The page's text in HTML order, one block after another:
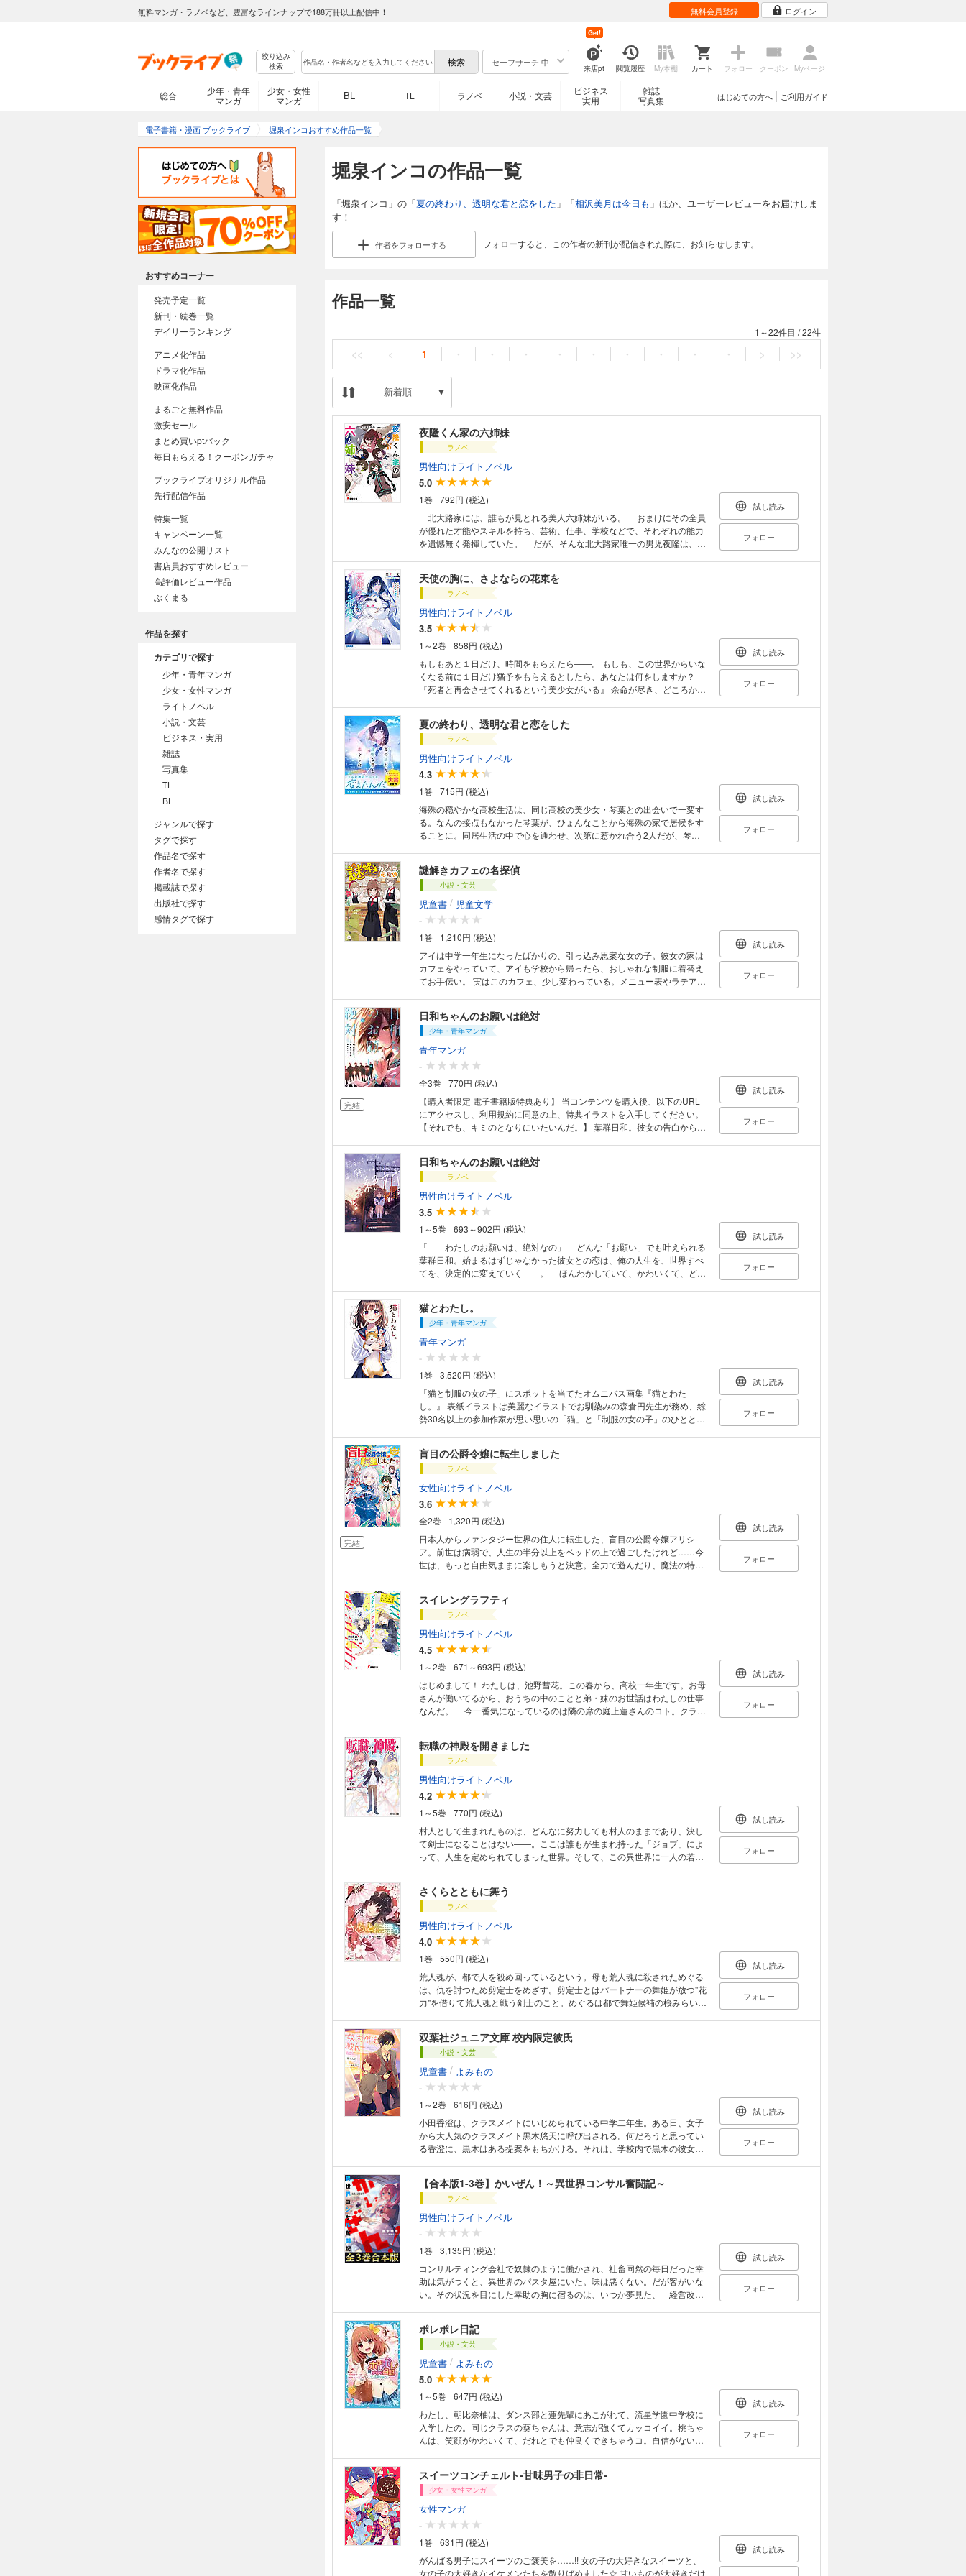
無料マンガ・ラノベなど、豊富なラインナップで188万冊以上配信中！ 無料会員登録 ログイン
絞り込み
検索
セーフサーチ 中
来店pt
Get!
閲覧履歴 My本棚 カート フォロー クーポン Myページ
総合
少年・青年
マンガ
少女・女性
マンガ
BL TL ラノベ 小説・文芸
ビジネス
実用
雑誌
写真集
ご利用ガイド
はじめての方へ
電子書籍・漫画 ブックライブ 堀泉インコおすすめ作品一覧
堀泉インコの作品一覧
「堀泉インコ」の「夏の終わり、透明な君と恋をした 」「相沢美月は今日も 」ほか、ユーザーレビューをお届けしま
す！
作者をフォローする フォローすると、この作者の新刊が配信された際に、お知らせします。
作品一覧
1～22件目 /22件
<< < 1 ・ ・ ・ ・ ・ ・ ・ ・ ・ > >>
新着順
夜隆くん家の六姉妹
ラノベ
男性向けライトノベル
5.0
1巻
792円 (税込)
北大路家には、誰もが見とれる美人六姉妹がいる。 おまけにその全員
が優れた才能やスキルを持ち、芸術、仕事、学校などで、それぞれの能力
を遺憾無く発揮していた。 だが、そんな北大路家唯一の男児夜隆は、な
て久しいが、それでもまだひとつだけ、この家には見過ごせない大問題が
あって――。 北大路家の三箇条その１『魔法は秘密』 北大路家の美
人姉妹、その正体は、現代を生きる魔女なのだった。 これは、特殊な家
族を持つ普通の少年の、かけがえのない日常の物語。
試し読み
フォロー
天使の胸に、さよならの花束を
ラノベ
男性向けライトノベル
3.5
1～2巻
858円 (税込)
もしもあと１日だけ、時間をもらえたら――。 もしも、この世界からいな
くなる前に１日だけ猶予をもらえるとしたら、あなたは何をしますか？
『死者と再会させてくれるという美少女がいる』 余命が尽き、どころかマ
ることらしい。 そのために、アイは憎まれ口を忘れないひねくれものの相
棒・悪魔のディアと一緒に、人の世界に降りてくる。 「――ねえ、あなた
の未練はなんですか？」 ひどく美しい姿をした天使は、ひとりぼっちにな
った魂へ問いかけていく。 その優しい声は、死んでも諦めきれなかったた
った一つの想いをそれぞれの胸に浮かび上がらせていって。 いつか交わし
た約束を守ること。好きなあの子を笑顔にすること。愛する人にありがと
うとごめんなさいを伝えること。ずっとしてみたかったデートをするこ
と。大切な人の晴れの日を祝うこと。 「どうか、あなたが大好きな人に笑
顔で『さよなら』って言えますように」 これはあなたの最期のために心を
尽くす、優しくてちょっぴり泣き虫な天使との出会いと別れの物語。 ※こ
の作品は底本と同じクオリティのカラーイラスト、モノクロの挿絵イラス
トが収録されています。
試し読み
フォロー
夏の終わり、透明な君と恋をした
ラノベ
男性向けライトノベル
4.3
1巻
715円 (税込)
海殊の穏やかな高校生活は、同じ高校の美少女・琴葉との出会いで一変す
る。なんの接点もなかった琴葉が、ひょんなことから海殊の家で居候をす
ることに。同居生活の中で心を通わせ、次第に惹かれ合う2人だが、琴葉
う忘れていいよ」真実を知った海殊は、それでも彼女と生きることを決意
するが――。精一杯“今”を生きる2人の姿に涙する、第7回スターツ文庫大
賞大賞受賞作。
試し読み
フォロー
謎解きカフェの名探偵
小説・文芸
児童書 / 児童文学
-
1巻
1,210円 (税込)
アイは中学一年生になったばかりの、引っ込み思案な女の子。彼女の家は
カフェをやっていて、アイも学校から帰ったら、おしゃれな制服に着替え
てお手伝い。 実はこのカフェ、少し変わっている。メニュー表やラテアー
図らずも、いろんな謎を解くことに。実はアイは、自分だけが気づいてい
ない、ずば抜けた推理力の持ち主なのだ。 ラテアートに仕掛けられた謎、
秘伝のケーキの暗号レシピ、パフェに隠されたメッセージ……双子の妹・
リン、幼馴染みの年上の男の子・シロちゃんと一緒に、アイは謎を解く！
そしてアイは図らずも、家族の秘密に向き合うことに。私って、だれなん
だろう？ アイが挑むのは、10の謎と、1つの秘密。謎を解くヒントは、す
べて【問題編】の中に！ いくつもある図やイラストも、大きな手掛か
り。謎解きカフェの名探偵に、きみはなれるか？
試し読み
フォロー
完結
日和ちゃんのお願いは絶対
少年・青年マンガ
青年マンガ
-
全3巻
770円 (税込)
【購入者限定 電子書籍版特典あり】 当コンテンツを購入後、以下のURL
にアクセスし、利用規約に同意の上、特典イラストを入手してください。
【それでも、キミのとなりにいたいんだ。】 葉群日和。彼女の告白から俺
も巻き込む力を持つ少女の、甘く切ない最後の恋物語。 (C)MISAKI
SAGINOMIYA 2020 Licensed by KADOKAWA CORPORATION (C)2021
Tsukasa Arima
試し読み
フォロー
日和ちゃんのお願いは絶対
ラノベ
男性向けライトノベル
3.5
1～5巻
693～902円 (税込)
「――わたしのお願いは、絶対なの」 どんな「お願い」でも叶えられる
葉群日和。始まるはずじゃなかった彼女との恋は、俺の人生を、世界すべ
てを、決定的に変えていく――。 ほんわかしていて、かわいくて、どこ
に付き添うことになってしまった俺。 「――でも、もう忘れてください」
世界なんて案外簡単に壊れてしまうのに、俺たちの恋だけが、どうして
も終わってくれない――。 これは終われないセカイの、もしかして、最
後の恋物語。
試し読み
フォロー
猫とわたし。
少年・青年マンガ
青年マンガ
-
1巻
3,520円 (税込)
「猫と制服の女の子」にスポットを当てたオムニバス画集『猫とわた
し。』 表紙イラストは美麗なイラストでお馴染みの森倉円先生が務め、総
勢30名以上の参加作家が思い思いの「猫」と「制服の女の子」のひととき
試し読み
フォロー
完結
盲目の公爵令嬢に転生しました
ラノベ
女性向けライトノベル
3.6
全2巻
1,320円 (税込)
日本人からファンタジー世界の住人に転生した、盲目の公爵令嬢アリシ
ア。前世は病弱で、人生の半分以上をベッドの上で過ごしたけれど……今
世は、もっと自由気ままに楽しもうと決意。全力で遊んだり、魔法の特訓
と次第にうちとけていくアリシアだけど――「アリシア様、そろそろスト
ーリー通りに進めましょう？」そんな気になる言葉を投げかけられ
て…… ※電子版は単行本をもとに編集しています。
試し読み
フォロー
スイレングラフティ
ラノベ
男性向けライトノベル
4.5
1～2巻
671～693円 (税込)
はじめまして！ わたしは、池野彗花。この春から、高校一年生です。お母
さんが働いてるから、おうちの中のことと弟・妹のお世話はわたしの仕事
なんだ。 今一番気になっているのは隣の席の庭上蓮さんのコト。クラス
ちゃって?! 「誰にもアタシが漫画描いてるってバラすなよ。バラしたらコ
さやかながら応援してます。ちょっぴり怖いけど、悪い人じゃないって知
ってるから。 そんなこんなで、わたしとあの娘のナイショな青春グラフ
ティ、はじまります！
試し読み
フォロー
転職の神殿を開きました
ラノベ
男性向けライトノベル
4.2
1～5巻
770円 (税込)
村人として生まれたものは、どんなに努力しても村人のままであり、決し
て剣士になることはない――。ここは誰もが生まれ持った「ジョブ」によ
って、人生を定められてしまった世界。そして、この異世界に一人の若者
た!! 小説家になろう発、異世界ジョブファンタジー!!
試し読み
フォロー
さくらとともに舞う
ラノベ
男性向けライトノベル
4.0
1巻
550円 (税込)
荒人魂が、都で人を殺め回っているという。母も荒人魂に殺されためぐる
は、仇を討つため剪定士をめざす。剪定士とはパートナーの舞姫が放つ"花
力"を借りて荒人魂と戦う剣士のこと。めぐるは都で舞姫候補の桜みらいと
そんな半人前のめぐるの前に、荒人魂を生む者が現れる!!
試し読み
フォロー
双葉社ジュニア文庫 校内限定彼氏
小説・文芸
児童書 / よみもの
-
1～2巻
616円 (税込)
小田香澄は、クラスメイトにいじめられている中学二年生。ある日、女子
から大人気のクラスメイト黒木悠天に呼び出される。何だろうと思ってい
る香澄に、黒木はある提案をもちかける。それは、学校内で黒木の彼女
試し読み
フォロー
【合本版1-3巻】かいぜん！～異世界コンサル奮闘記～
ラノベ
男性向けライトノベル
-
1巻
3,135円 (税込)
コンサルティング会社で奴隷のように働かされ、社畜同然の毎日だった幸
助は気がつくと、異世界のパスタ屋にいた。味は悪くない。だが客がいな
い。その状況を目にした幸助の胸に宿るのは、いつか夢見た、「経営改善
幸助の商売繁盛&成り上がり奮闘劇が始まる！ 食料販売店、武器屋等で、
異世界に特有な経営課題の『改善』に挑む、お仕事ファンタジー！ 書き下
ろし番外編も収録！
試し読み
フォロー
ポレポレ日記
小説・文芸
児童書 / よみもの
5.0
1～5巻
647円 (税込)
わたし、朝比奈柚は、ダンス部と蓮先輩にあこがれて、流星学園中学校に
入学したの。同じクラスの葵ちゃんは、意志が強くてカッコイイ。桃ちゃ
んは、笑顔がかわいくて、だれとでも仲良くできちゃうコ。自信がないの
スタート!
試し読み
フォロー
スイーツコンチェルト-甘味男子の非日常-
少女・女性マンガ
女性マンガ
-
1巻
631円 (税込)
がんばる男子にスイーツのご褒美を……!! 女の子の大好きなスイーツと、
女の子の大好きなイケメンたちを散りばめました☆ 甘いものが大好きだけ
試し読み
おすすめコーナー
発売予定一覧
新刊・続巻一覧
デイリーランキング
アニメ化作品
ドラマ化作品
映画化作品
まるごと無料作品
激安セール
まとめ買いptバック
毎日もらえる！クーポンガチャ
ブックライブオリジナル作品
先行配信作品
特集一覧
キャンペーン一覧
みんなの公開リスト
書店員おすすめレビュー
高評価レビュー作品
ぶくまる
作品を探す
カテゴリで探す
少年・青年マンガ
少女・女性マンガ
ライトノベル
小説・文芸
ビジネス・実用
雑誌
写真集
TL
BL
ジャンルで探す
タグで探す
作品名で探す
作者名で探す
掲載誌で探す
出版社で探す
感情タグで探す